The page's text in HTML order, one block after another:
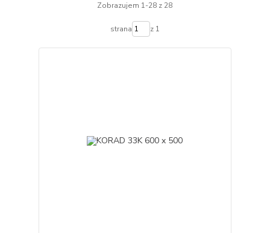
Zobrazujem 1-28 z 28
strana z 1